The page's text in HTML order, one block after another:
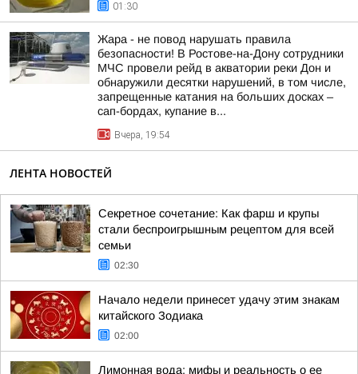
01:30
Жара - не повод нарушать правила
безопасности! В Ростове-на-Дону сотрудники
МЧС провели рейд в акватории реки Дон и
обнаружили десятки нарушений, в том числе,
запрещенные катания на больших досках –
сап-бордах, купание в...
Вчера, 19:54
ЛЕНТА НОВОСТЕЙ
Секретное сочетание: Как фарш и крупы
стали беспроигрышным рецептом для всей
семьи
02:30
Начало недели принесет удачу этим знакам
китайского Зодиака
02:00
Лимонная вода: мифы и реальность о ее